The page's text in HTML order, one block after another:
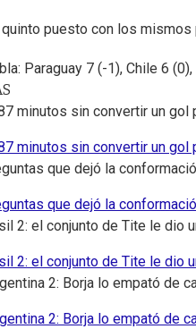
puesto con los
Paraguay 7 (-1), Chile 6
minutos sin convertir un gol
minutos sin convertir un gol
que dejó la
que dejó la
2: el conjunto de Tite le dio
2: el conjunto de Tite le dio
2: Borja lo empató de
2: Borja lo empató de